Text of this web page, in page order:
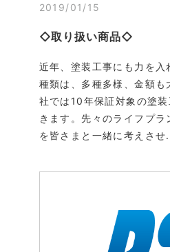
2019/01/15
◇取り扱い商品◇
近年、塗装工事にも力を入
種類は、多種多様、金額も
社では10年保証対象の塗
きます。先々のライフプ
を皆さまと一緒に考えさせ